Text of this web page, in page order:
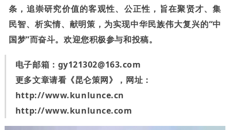
条，追崇研究价值的客观性、公正性，旨在聚贤才、集
民智、析实情、献明策，为实现中华民族伟大复兴的“中
国梦”而奋斗。欢迎您积极参与和投稿。
电子邮箱： gy121302@163.com
更多文章请看《昆仑策网》，网址：
http://www.kunlunce.cn
http://www.kunlunce.com